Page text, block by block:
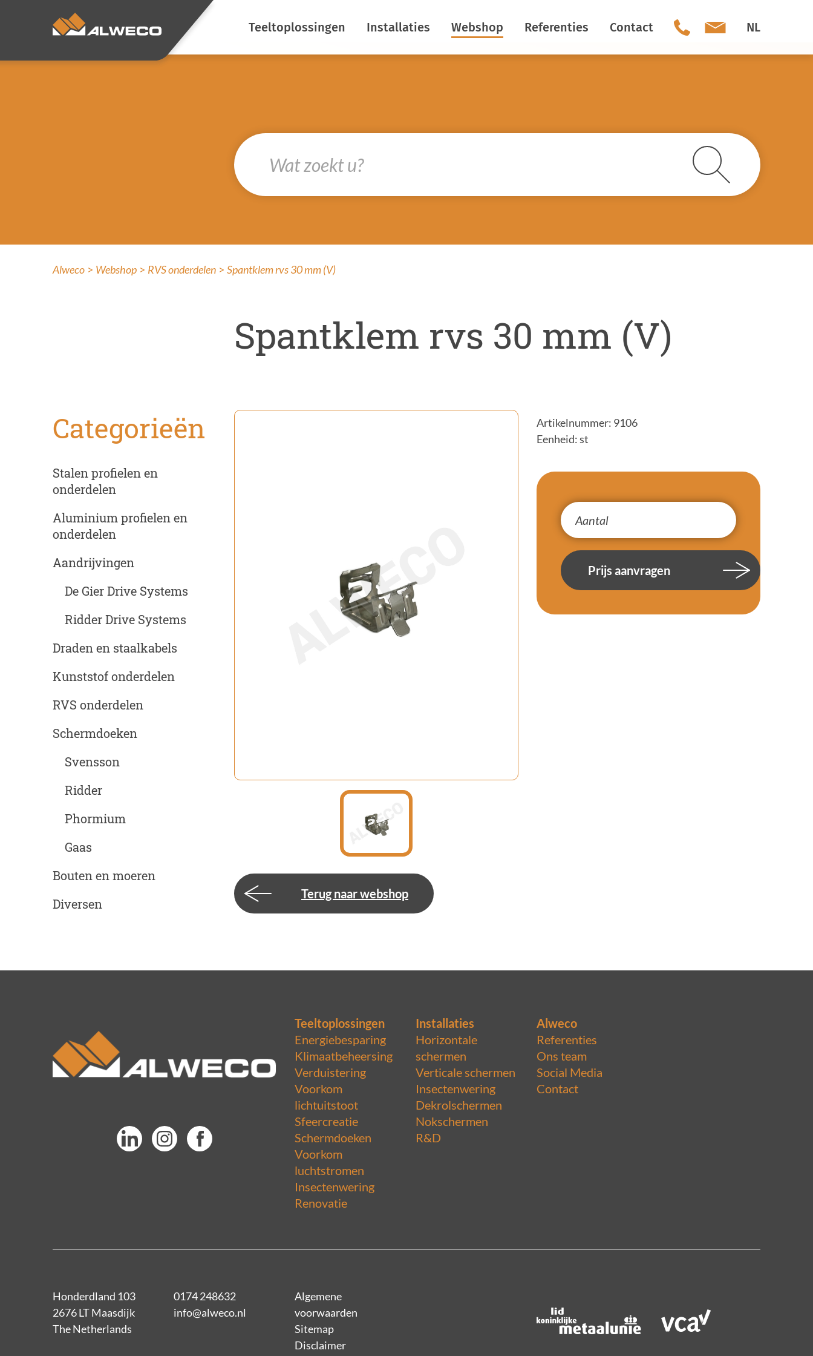
Teeltoplossingen
Verduistering
Voorkom lichtuitstoot
Insectenwering
Installaties
Insectenwering
Webshop Referenties Contact
Vacatures
NL
Alweco Webshop RVS onderdelen Spantklem rvs 30 mm (V)
Spantklem rvs 30 mm (V)
Categorieën
Stalen profielen en
onderdelen
Aluminium profielen en
onderdelen
Aandrijvingen
De Gier Drive Systems
Ridder Drive Systems
Draden en staalkabels
Kunststof onderdelen
RVS onderdelen
Schermdoeken
Svensson
Ridder
Phormium
Gaas
Bouten en moeren
Diversen
Terug naar webshop
Artikelnummer: 9106
Eenheid: st
Prijs aanvragen
Teeltoplossingen
Energiebesparing
Klimaatbeheersing
Verduistering
Voorkom
lichtuitstoot
Sfeercreatie
Schermdoeken
Voorkom
luchtstromen
Insectenwering
Renovatie
Installaties
Horizontale
schermen
Verticale schermen
Insectenwering
Dekrolschermen
Nokschermen
R&D
Alweco
Referenties
Ons team
Social Media
Contact
Honderdland 103
2676 LT Maasdijk
The Netherlands
0174 248632
info@alweco.nl
Algemene
voorwaarden
Sitemap
Disclaimer